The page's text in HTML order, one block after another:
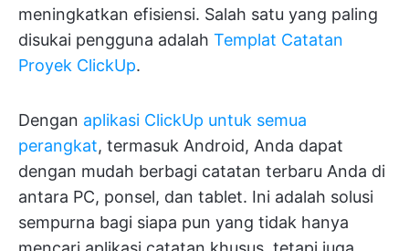
meningkatkan efisiensi. Salah satu yang paling
disukai pengguna adalah Templat Catatan
Proyek ClickUp.
Dengan aplikasi ClickUp untuk semua
perangkat, termasuk Android, Anda dapat
dengan mudah berbagi catatan terbaru Anda di
antara PC, ponsel, dan tablet. Ini adalah solusi
sempurna bagi siapa pun yang tidak hanya